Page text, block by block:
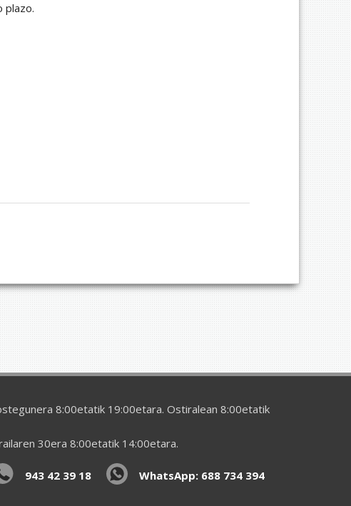
plazo.
8:00etatik 19:00etara. Ostiralean 8:00etatik
30era 8:00etatik 14:00etara.
943 42 39 18 WhatsApp: 688 734 394